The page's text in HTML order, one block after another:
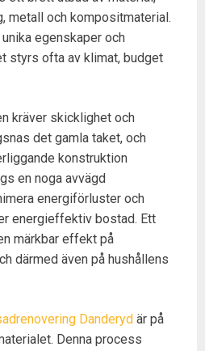
metall och kompositmaterial.
egenskaper och
styrs ofta av klimat, budget
kräver skicklighet och
det gamla taket, och
konstruktion
en noga avvägd
energiförluster och
energieffektiv bostad. Ett
märkbar effekt på
därmed även på hushållens
Danderyd är på
Denna process